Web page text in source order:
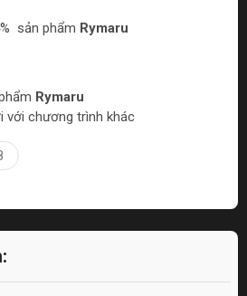
sản phẩm Rymaru
Rymaru
với chương trình khác